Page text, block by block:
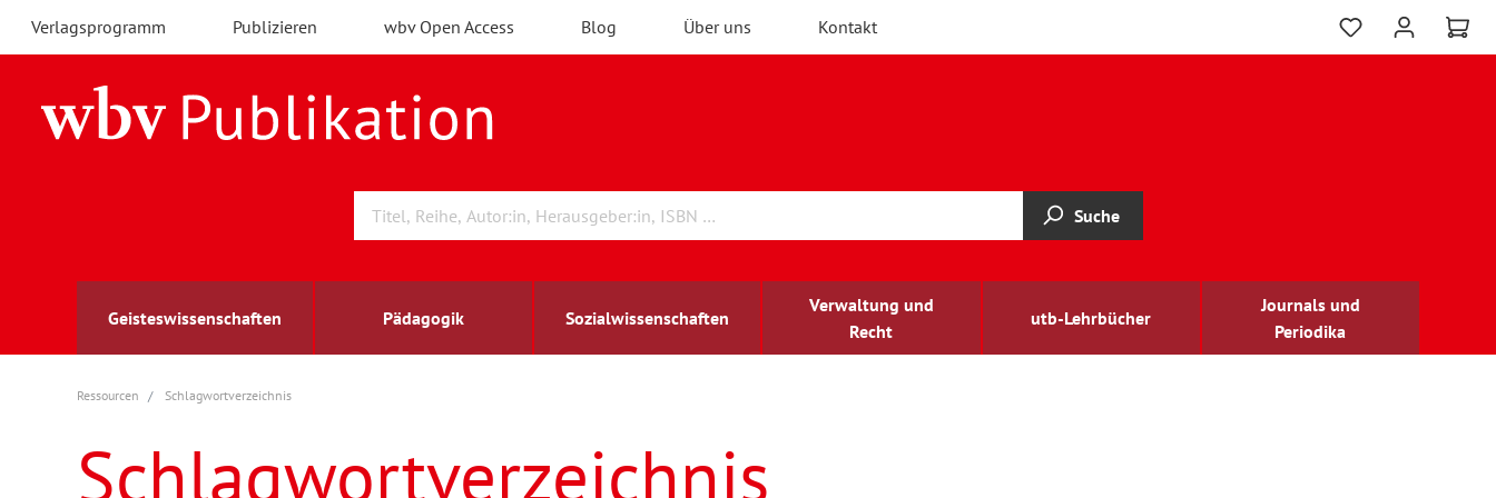
Verlagsprogramm Publizieren wbv Open Access Blog Über uns Kontakt
Suche
Geisteswissenschaften Pädagogik Sozialwissenschaften
Verwaltung und
Recht
utb-Lehrbücher
Journals und
Periodika
Archäologie
Berufs- und Wirtschaftspädagogik
Arbeitsmarktforschung
Außenwirtschaft
berufsbildung
Ressourcen Schlagwortverzeichnis
Schlagwortverzeichnis